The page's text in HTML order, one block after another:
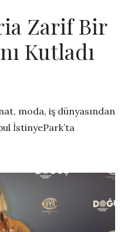
Zarif Bir
Kutladı
moda, iş dünyasından
İstinyePark’ta